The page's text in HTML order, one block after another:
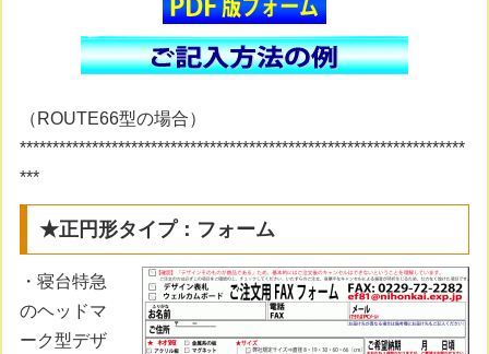
（ROUTE66型の場合）
********************************************************************
***
★正円形タイプ：フォーム
・寝台特急
のヘッドマ
ーク型デザ